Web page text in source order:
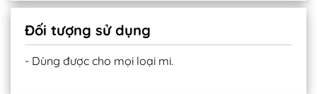
Đối tượng sử dụng
- Dùng được cho mọi loại mi.